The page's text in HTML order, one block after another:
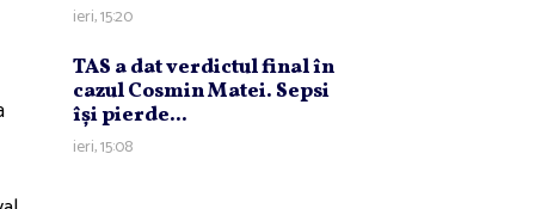
ieri, 15:20
TAS a dat verdictul final în
cazul Cosmin Matei. Sepsi
îşi pierde...
ieri, 15:08